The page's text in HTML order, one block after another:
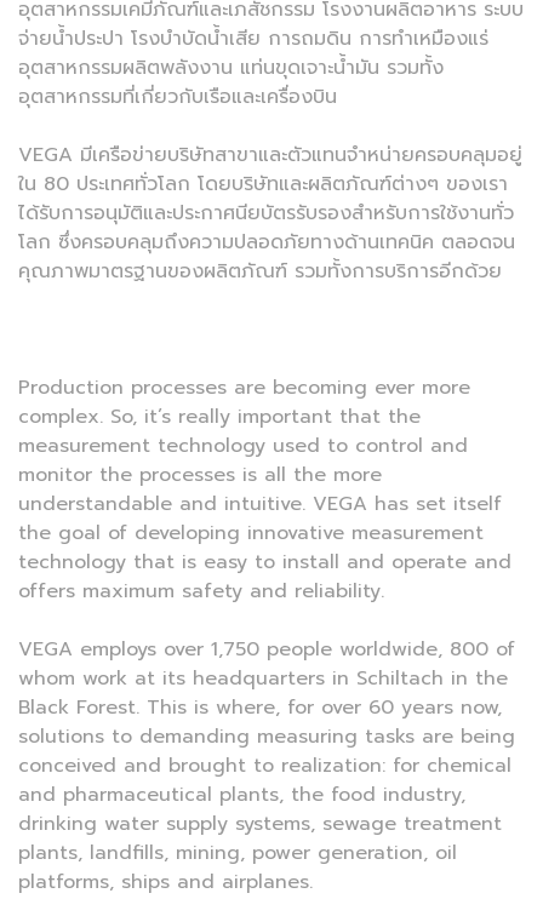
อุตสาหกรรมเคมีภัณฑ์และเภสัชกรรม โรงงานผลิตอาหาร ระบบ
จ่ายน้ำประปา โรงบำบัดน้ำเสีย การถมดิน การทำเหมืองแร่
อุตสาหกรรมผลิตพลังงาน แท่นขุดเจาะน้ำมัน รวมทั้ง
อุตสาหกรรมที่เกี่ยวกับเรือและเครื่องบิน
VEGA มีเครือข่ายบริษัทสาขาและตัวแทนจำหน่ายครอบคลุมอยู่
ใน 80 ประเทศทั่วโลก โดยบริษัทและผลิตภัณฑ์ต่างๆ ของเรา
ได้รับการอนุมัติและประกาศนียบัตรรับรองสำหรับการใช้งานทั่ว
โลก ซึ่งครอบคลุมถึงความปลอดภัยทางด้านเทคนิค ตลอดจน
คุณภาพมาตรฐานของผลิตภัณฑ์ รวมทั้งการบริการอีกด้วย
Production processes are becoming ever more
complex. So, it’s really important that the
measurement technology used to control and
monitor the processes is all the more
understandable and intuitive. VEGA has set itself
the goal of developing innovative measurement
technology that is easy to install and operate and
offers maximum safety and reliability.
VEGA employs over 1,750 people worldwide, 800 of
whom work at its headquarters in Schiltach in the
Black Forest. This is where, for over 60 years now,
solutions to demanding measuring tasks are being
conceived and brought to realization: for chemical
and pharmaceutical plants, the food industry,
drinking water supply systems, sewage treatment
plants, landfills, mining, power generation, oil
platforms, ships and airplanes.